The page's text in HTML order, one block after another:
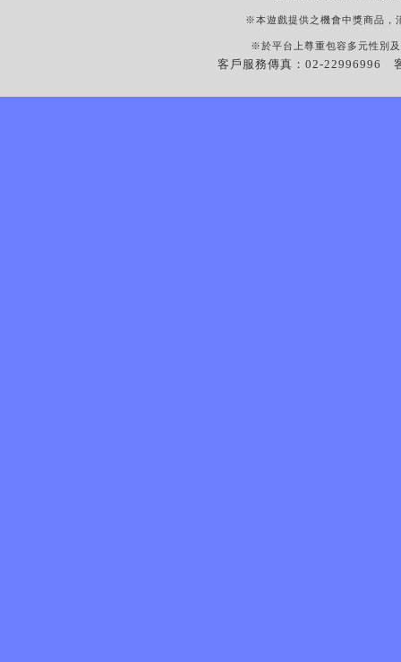
※本遊戲提供之機會中獎商品，
※於平台上尊重包容多元性別
客戶服務傳真：02-22996996